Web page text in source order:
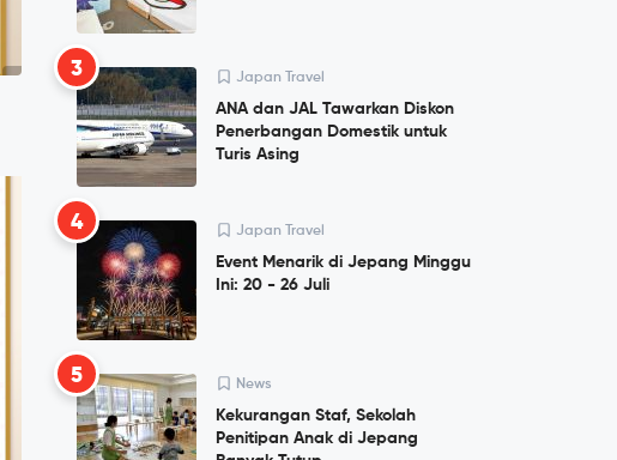
3 Japan Travel
ANA dan JAL Tawarkan Diskon
Penerbangan Domestik untuk
Turis Asing
4 Japan Travel
Event Menarik di Jepang Minggu
Ini: 20 - 26 Juli
5 News
Kekurangan Staf, Sekolah
Penitipan Anak di Jepang